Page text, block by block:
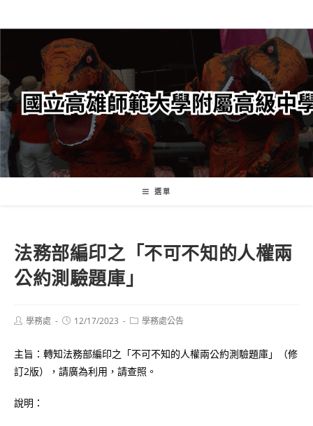
轉
要
內
容
選單
法務部編印之「不可不知的人權兩
公約測驗題庫」
Post學務處
Post12/17/2023
Post學務處公告
主旨：轉知法務部編印之「不可不知的人權兩公約測驗題庫」（修
訂2版），請廣為利用，請查照。
說明：